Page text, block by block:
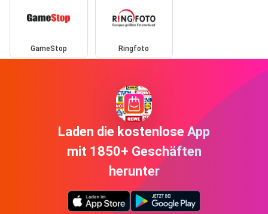
GameStop Ringfoto
Laden die kostenlose App
mit 1850+ Geschäften
herunter